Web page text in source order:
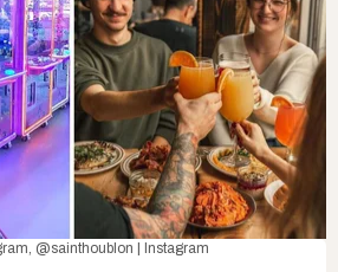
@sainthoublon | Instagram